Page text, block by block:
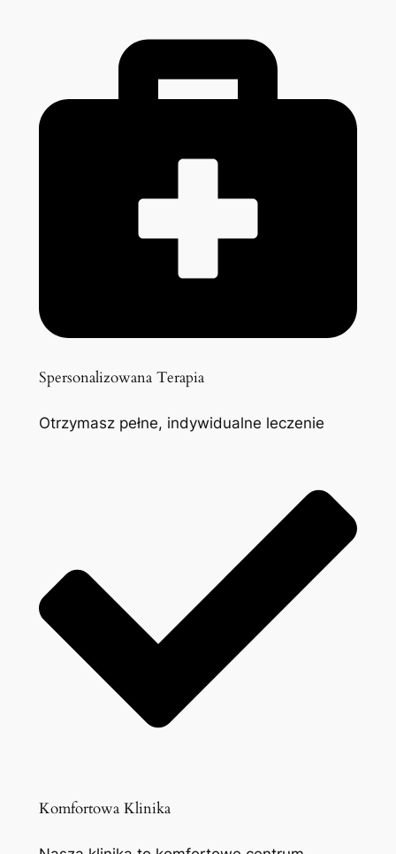
Spersonalizowana Terapia
Otrzymasz pełne, indywidualne leczenie
Komfortowa Klinika